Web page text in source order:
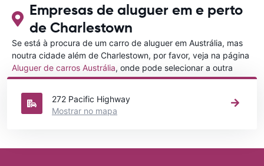
Empresas de aluguer em e perto
de Charlestown
Se está à procura de um carro de aluguer em Austrália, mas
noutra cidade além de Charlestown, por favor, veja na página
Aluguer de carros Austrália, onde pode selecionar a outra
cidade em Austrália que gostaria de alugar um carro
272 Pacific Highway
Mostrar no mapa